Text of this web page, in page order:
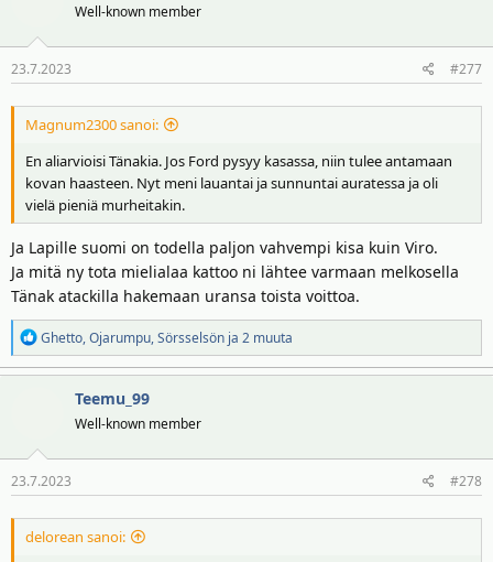
Well-known member
23.7.2023 #277
Magnum2300 sanoi:
En aliarvioisi Tänakia. Jos Ford pysyy kasassa, niin tulee antamaan
kovan haasteen. Nyt meni lauantai ja sunnuntai auratessa ja oli
vielä pieniä murheitakin.
Ja Lapille suomi on todella paljon vahvempi kisa kuin Viro.
Ja mitä ny tota mielialaa kattoo ni lähtee varmaan melkosella
Tänak atackilla hakemaan uransa toista voittoa.
R
e
a
o
t
Ghetto,Ojarumpu,Sörsselsön ja 2 muuta
Teemu_99
Well-known member
23.7.2023 #278
delorean sanoi: